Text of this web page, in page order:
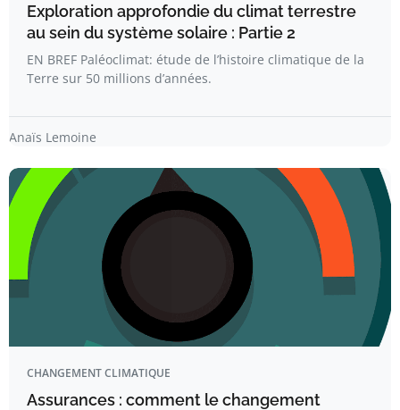
Exploration approfondie du climat terrestre
au sein du système solaire : Partie 2
EN BREF Paléoclimat: étude de l’histoire climatique de la
Terre sur 50 millions d’années.
Anaïs Lemoine
CHANGEMENT CLIMATIQUE
Assurances : comment le changement